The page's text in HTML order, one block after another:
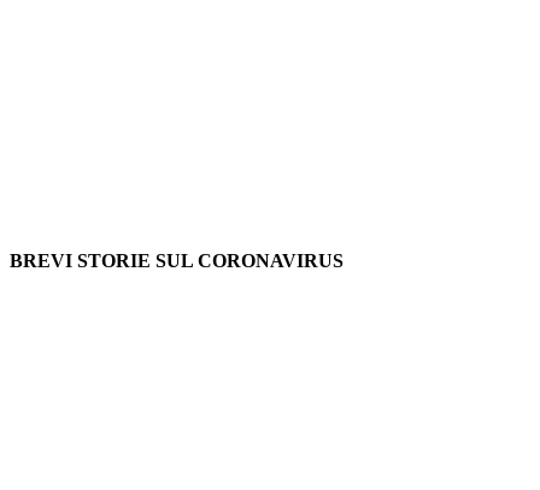
BREVI STORIE SUL CORONAVIRUS